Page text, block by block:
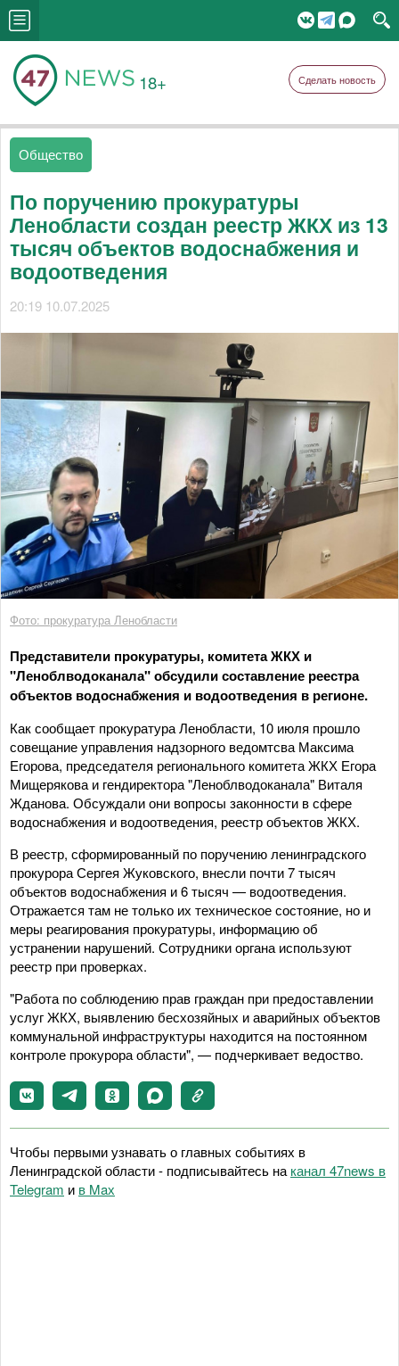
18+ Сделать новость
Общество
По поручению прокуратуры
Ленобласти создан реестр ЖКХ из 13
тысяч объектов водоснабжения и
водоотведения
20:19 10.07.2025
Фото: прокуратура Ленобласти
Представители прокуратуры, комитета ЖКХ и
"Леноблводоканала" обсудили составление реестра
объектов водоснабжения и водоотведения в регионе.
Как сообщает прокуратура Ленобласти, 10 июля прошло
совещание управления надзорного ведомтсва Максима
Егорова, председателя регионального комитета ЖКХ Егора
Мищерякова и гендиректора "Леноблводоканала" Виталя
Жданова. Обсуждали они вопросы законности в сфере
водоснабжения и водоотведения, реестр объектов ЖКХ.
В реестр, сформированный по поручению ленинградского
прокурора Сергея Жуковского, внесли почти 7 тысяч
объектов водоснабжения и 6 тысяч — водоотведения.
Отражается там не только их техническое состояние, но и
меры реагирования прокуратуры, информацию об
устранении нарушений. Сотрудники органа используют
реестр при проверках.
"Работа по соблюдению прав граждан при предоставлении
услуг ЖКХ, выявлению бесхозяйных и аварийных объектов
коммунальной инфраструктуры находится на постоянном
контроле прокурора области", — подчеркивает ведоство.
Чтобы первыми узнавать о главных событиях в
Ленинградской области - подписывайтесь на канал 47news в
Telegram и в Maх